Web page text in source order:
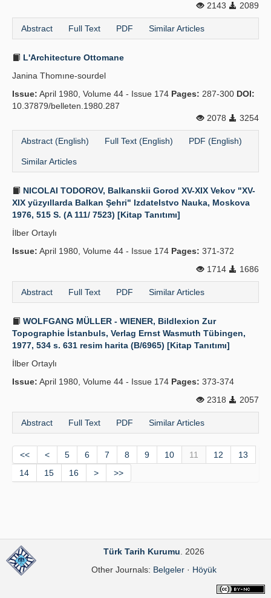
2143
2089
Abstract Full Text PDF Similar Articles
L'Architecture Ottomane
Janina Thomıne-sourdel
Issue: April 1980, Volume 44 - Issue 174 Pages: 287-300 DOI:
10.37879/belleten.1980.287
2078
3254
Abstract (English) Full Text (English) PDF (English)
Similar Articles
NICOLAI TODOROV, Balkanskii Gorod XV-XIX Vekov "XV-
XIX yüzyıllarda Balkan Şehri" Izdatelstvo Nauka, Moskova
1976, 515 S. (A 111/ 7523) [Kitap Tanıtımı]
İlber Ortaylı
Issue: April 1980, Volume 44 - Issue 174 Pages: 371-372
1714
1686
Abstract Full Text PDF Similar Articles
WOLFGANG MÜLLER - WIENER, Bildlexion Zur
Topographie İstanbuls, Verlag Ernst Wasmuth Tübingen,
1977, 534 s. 631 resim harita (B/6965) [Kitap Tanıtımı]
İlber Ortaylı
Issue: April 1980, Volume 44 - Issue 174 Pages: 373-374
2318
2057
Abstract Full Text PDF Similar Articles
<< < 5 6 7 8 9 10 11 12
13
14
15 16 > >>
Türk Tarih Kurumu . 2026
Other Journals: Belgeler· Höyük